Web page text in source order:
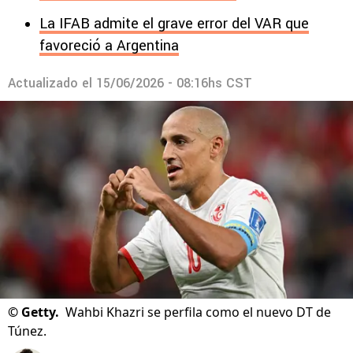
La IFAB admite el grave error del VAR que
favoreció a Argentina
Actualizado el 15/06/2026 - 08:16hs CST
© Getty. Wahbi Khazri se perfila como el nuevo DT de
Túnez.